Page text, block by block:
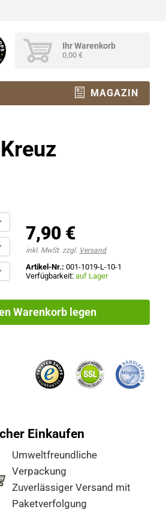
Ihr Warenkorb
0,00 €
MAGAZIN
7,90 €
inkl. MwSt. zzgl. Versand
Artikel-Nr.: 001-1019-L-10-1
Verfügbarkeit:auf Lager
Warenkorb legen
Einkaufen
Umweltfreundliche
Verpackung
Zuverlässiger Versand mit
Paketverfolgung